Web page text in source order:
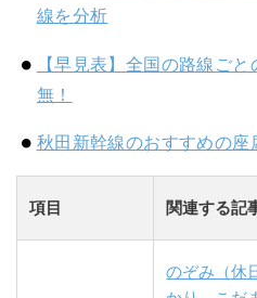
線を分析
【早見表】全国の路線ご
無！
秋田新幹線のおすすめの
項目 関連する記
のぞみ（休